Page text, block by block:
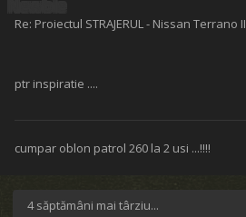
Re: Proiectul STRAJERUL - Nissan Terrano II
ptr inspiratie ....
cumpar oblon patrol 260 la 2 usi ...!!!!
4 săptămâni mai târziu...